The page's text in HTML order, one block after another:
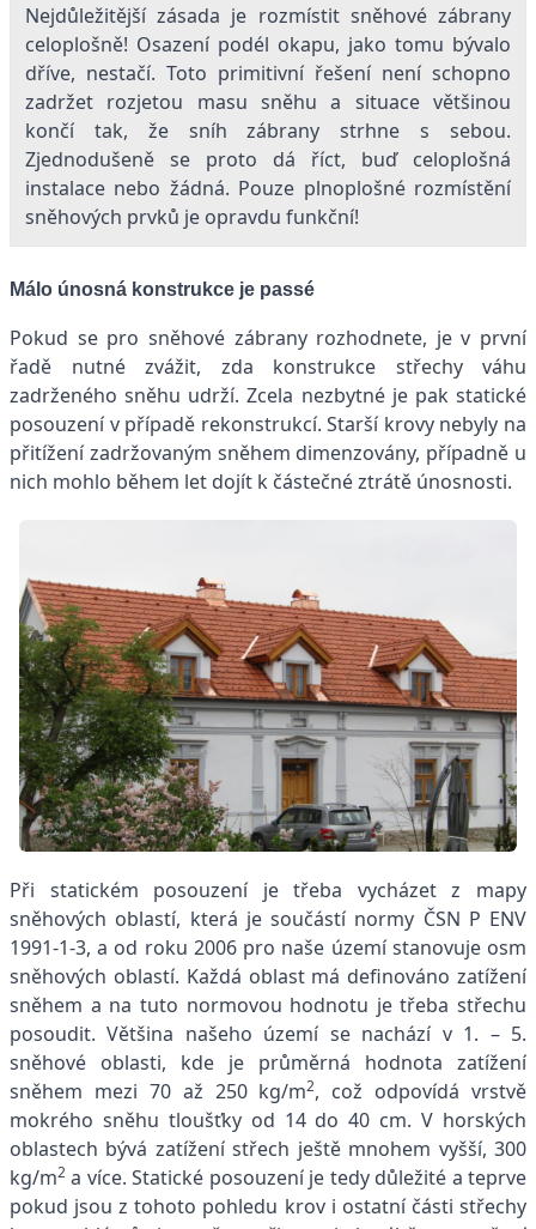
Nejdůležitější zásada je rozmístit sněhové zábrany
celoplošně! Osazení podél okapu, jako tomu bývalo
dříve, nestačí. Toto primitivní řešení není schopno
zadržet rozjetou masu sněhu a situace většinou
končí tak, že sníh zábrany strhne s sebou.
Zjednodušeně se proto dá říct, buď celoplošná
instalace nebo žádná. Pouze plnoplošné rozmístění
sněhových prvků je opravdu funkční!
Málo únosná konstrukce je passé
Pokud se pro sněhové zábrany rozhodnete, je v první
řadě nutné zvážit, zda konstrukce střechy váhu
zadrženého sněhu udrží. Zcela nezbytné je pak statické
posouzení v případě rekonstrukcí. Starší krovy nebyly na
přitížení zadržovaným sněhem dimenzovány, případně u
nich mohlo během let dojít k částečné ztrátě únosnosti.
Při statickém posouzení je třeba vycházet z mapy
sněhových oblastí, která je součástí normy ČSN P ENV
1991-1-3, a od roku 2006 pro naše území stanovuje osm
sněhových oblastí. Každá oblast má definováno zatížení
sněhem a na tuto normovou hodnotu je třeba střechu
posoudit. Většina našeho území se nachází v 1. – 5.
sněhové oblasti, kde je průměrná hodnota zatížení
sněhem mezi 70 až 250 kg/m2, což odpovídá vrstvě
mokrého sněhu tloušťky od 14 do 40 cm. V horských
oblastech bývá zatížení střech ještě mnohem vyšší, 300
kg/m2 a více. Statické posouzení je tedy důležité a teprve
pokud jsou z tohoto pohledu krov i ostatní části střechy